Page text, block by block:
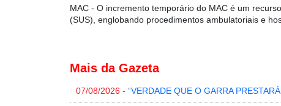
MAC - O incremento temporário do MAC é um
(SUS), englobando procedimentos ambulatoriais e
Mais da Gazeta
07/08/2026 - “VERDADE QUE O GARRA